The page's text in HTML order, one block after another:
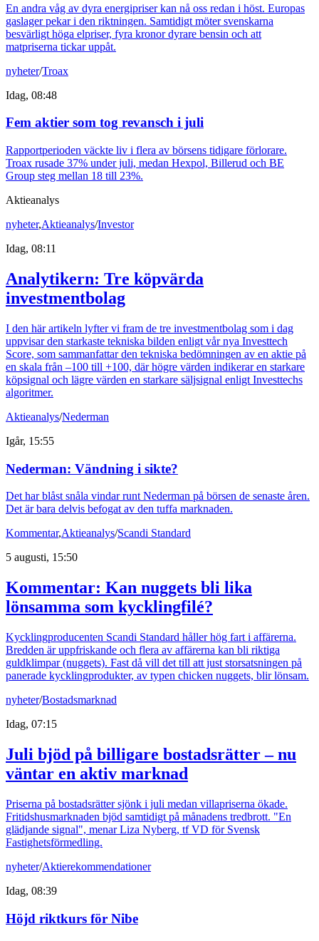
En andra våg av dyra energipriser kan nå oss redan i höst. Europas
gaslager pekar i den riktningen. Samtidigt möter svenskarna
besvärligt höga elpriser, fyra kronor dyrare bensin och att
matpriserna tickar uppåt.
nyheter/Troax
Idag, 08:48
Fem aktier som tog revansch i juli
Rapportperioden väckte liv i flera av börsens tidigare förlorare.
Troax rusade 37% under juli, medan Hexpol, Billerud och BE
Group steg mellan 18 till 23%.
Aktieanalys
nyheter,Aktieanalys/Investor
Idag, 08:11
Analytikern: Tre köpvärda
investmentbolag
I den här artikeln lyfter vi fram de tre investmentbolag som i dag
uppvisar den starkaste tekniska bilden enligt vår nya Investtech
Score, som sammanfattar den tekniska bedömningen av en aktie på
en skala från –100 till +100, där högre värden indikerar en starkare
köpsignal och lägre värden en starkare säljsignal enligt Investtechs
algoritmer.
Aktieanalys/Nederman
Igår, 15:55
Nederman: Vändning i sikte?
Det har blåst snåla vindar runt Nederman på börsen de senaste åren.
Det är bara delvis befogat av den tuffa marknaden.
Kommentar,Aktieanalys/Scandi Standard
5 augusti, 15:50
Kommentar: Kan nuggets bli lika
lönsamma som kycklingfilé?
Kycklingproducenten Scandi Standard håller hög fart i affärerna.
Bredden är uppfriskande och flera av affärerna kan bli riktiga
guldklimpar (nuggets). Fast då vill det till att just storsatsningen på
panerade kycklingprodukter, av typen chicken nuggets, blir lönsam.
nyheter/Bostadsmarknad
Idag, 07:15
Juli bjöd på billigare bostadsrätter – nu
väntar en aktiv marknad
Priserna på bostadsrätter sjönk i juli medan villapriserna ökade.
Fritidshusmarknaden bjöd samtidigt på månadens tredbrott. "En
glädjande signal", menar Liza Nyberg, tf VD för Svensk
Fastighetsförmedling.
nyheter/Aktierekommendationer
Idag, 08:39
Höjd riktkurs för Nibe